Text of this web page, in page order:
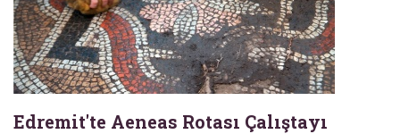
Edremit'te Aeneas Rotası Çalıştayı